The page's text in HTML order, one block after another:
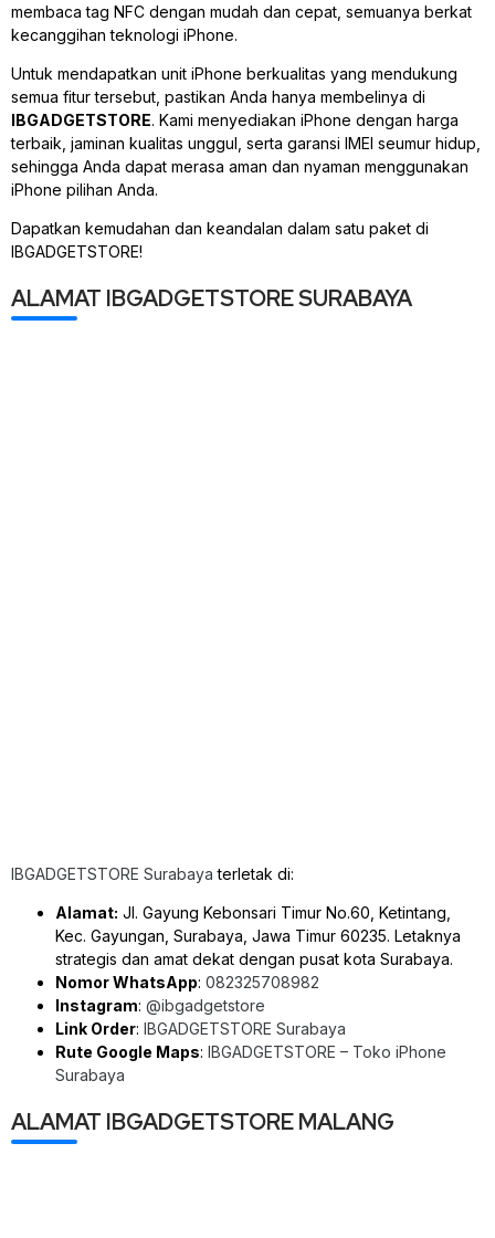
membaca tag NFC dengan mudah dan cepat, semuanya berkat
kecanggihan teknologi iPhone.
Untuk mendapatkan unit iPhone berkualitas yang mendukung
semua fitur tersebut, pastikan Anda hanya membelinya di
IBGADGETSTORE. Kami menyediakan iPhone dengan harga
terbaik, jaminan kualitas unggul, serta garansi IMEI seumur hidup,
sehingga Anda dapat merasa aman dan nyaman menggunakan
iPhone pilihan Anda.
Dapatkan kemudahan dan keandalan dalam satu paket di
IBGADGETSTORE!
ALAMAT IBGADGETSTORE SURABAYA
IBGADGETSTORE Surabaya terletak di:
Alamat: Jl. Gayung Kebonsari Timur No.60, Ketintang,
Kec. Gayungan, Surabaya, Jawa Timur 60235. Letaknya
strategis dan amat dekat dengan pusat kota Surabaya.
Nomor WhatsApp: 082325708982
Instagram: @ibgadgetstore
Link Order: IBGADGETSTORE Surabaya
Rute Google Maps: IBGADGETSTORE – Toko iPhone
Surabaya
ALAMAT IBGADGETSTORE MALANG